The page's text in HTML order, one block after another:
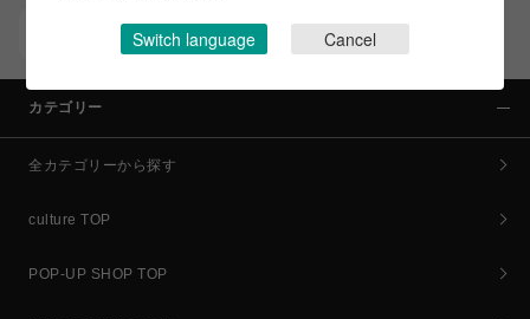
POCKET PARCO（公式アプリ）
コイン＆クーポンでPARCOでのお買い物がオトクに
カテゴリー
全カテゴリーから探す
culture TOP
POP-UP SHOP TOP
Switch language Cancel